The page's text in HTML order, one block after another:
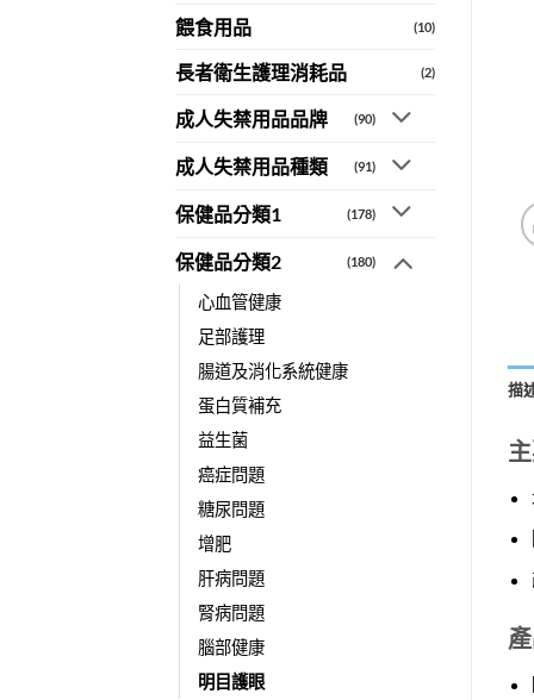
餵食用品 (10)
長者衛生護理消耗品 (2)
成人失禁用品品牌 (90)
成人失禁用品種類 (91)
保健品分類1 (178)
保健品分類2 (180)
心血管健康
足部護理
腸道及消化系統健康
蛋白質補充
益生菌
癌症問題
糖尿問題
增肥
肝病問題
腎病問題
腦部健康
明目護眼
描